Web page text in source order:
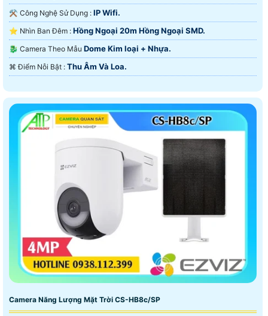
⚒ Công Nghệ Sử Dụng : IP Wifi.
⭐ Nhìn Ban Đêm : Hồng Ngoại 20m Hồng Ngoại SMD.
🐉️ Camera Theo Mẫu Dome Kim loại + Nhựa.
️⌘ Điểm Nỗi Bật : Thu Âm Và Loa.
Camera Năng Lượng Mặt Trời CS-HB8c/SP